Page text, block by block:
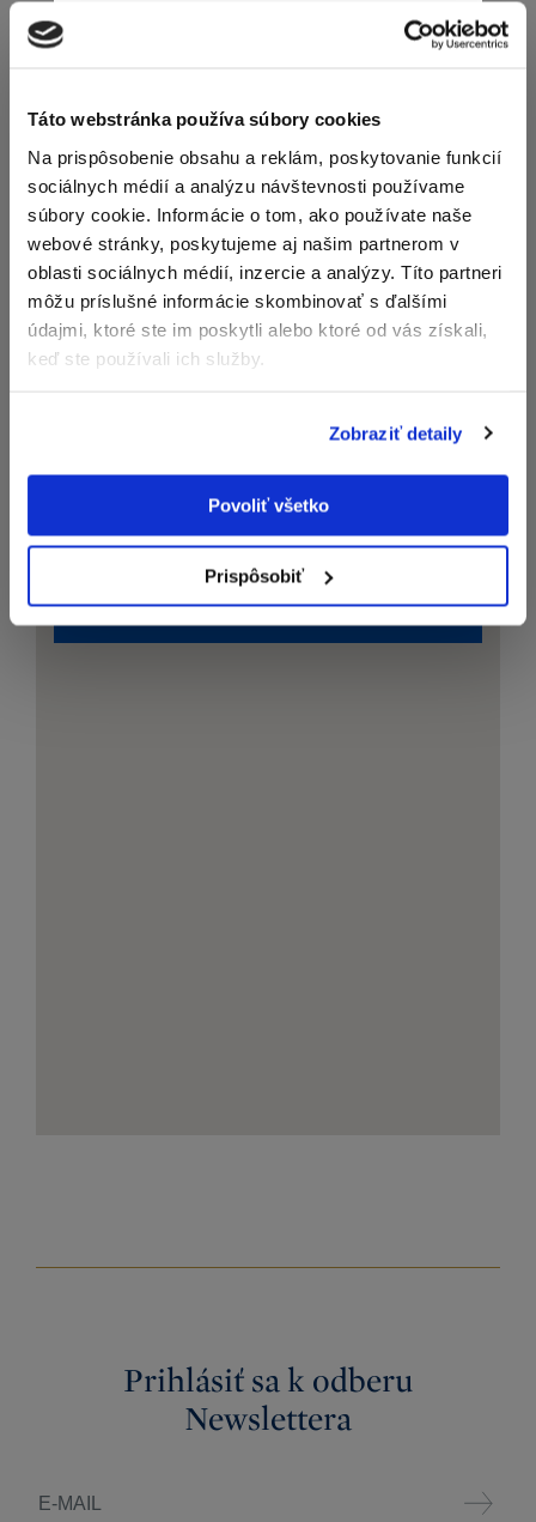
Táto webstránka používa súbory cookies
Na prispôsobenie obsahu a reklám, poskytovanie funkcií
sociálnych médií a analýzu návštevnosti používame
súbory cookie. Informácie o tom, ako používate naše
webové stránky, poskytujeme aj našim partnerom v
oblasti sociálnych médií, inzercie a analýzy. Títo partneri
môžu príslušné informácie skombinovať s ďalšími
údajmi, ktoré ste im poskytli alebo ktoré od vás získali,
keď ste používali ich služby.
Zobraziť detaily
Povoliť všetko
Prispôsobiť
sveta realít.
Odoslaním tohto formulára súhlasíte so
spracúvaním osobných údajov.
Moderné byty s výhľadom na Malé Karpaty, BA
IV – Dúbravka
2 vily, 30 bytov, 2-4 izby, terasy, balkóny, predzáhradka
Dokončenie výstavby: 2028
zobraziť detail
Nehnuteľnosti na mape
Prihlásiť sa k odberu
Newslettera